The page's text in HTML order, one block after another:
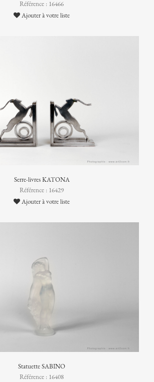
Référence : 16466
Ajouter à votre liste
Serre-livres KATONA
Référence : 16429
Ajouter à votre liste
Statuette SABINO
Référence : 16408